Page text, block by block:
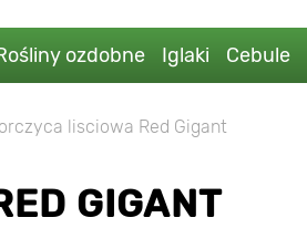
ozdobne Iglaki Cebule
lisciowa Red Gigant
GIGANT